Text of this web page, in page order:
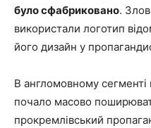
було сфабриковано.
використали логотип
його дизайн у
В англомовному
почало масово
прокремлівський